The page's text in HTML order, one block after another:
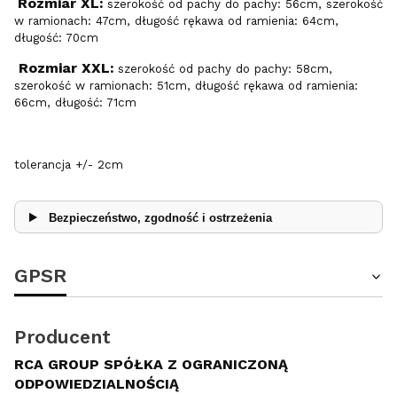
szerokość od pachy do pachy: 56cm, szerokość
w ramionach: 47cm, długość rękawa od ramienia: 64cm,
długość: 70cm
Rozmiar XXL: szerokość od pachy do pachy: 58cm,
szerokość w ramionach: 51cm, długość rękawa od ramienia:
66cm, długość: 71cm
tolerancja +/- 2cm
Bezpieczeństwo, zgodność i ostrzeżenia
GPSR
Producent
RCA GROUP SPÓŁKA Z OGRANICZONĄ
ODPOWIEDZIALNOŚCIĄ